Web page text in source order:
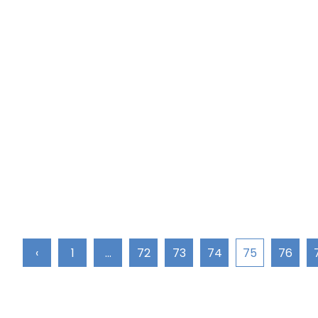
‹ 1 ... 72 73 74 75 76